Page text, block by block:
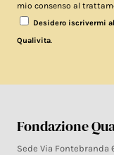
mio consenso al
Desidero iscrivermi
Qualivita.
Fondazione
Sede Via Fontebranda